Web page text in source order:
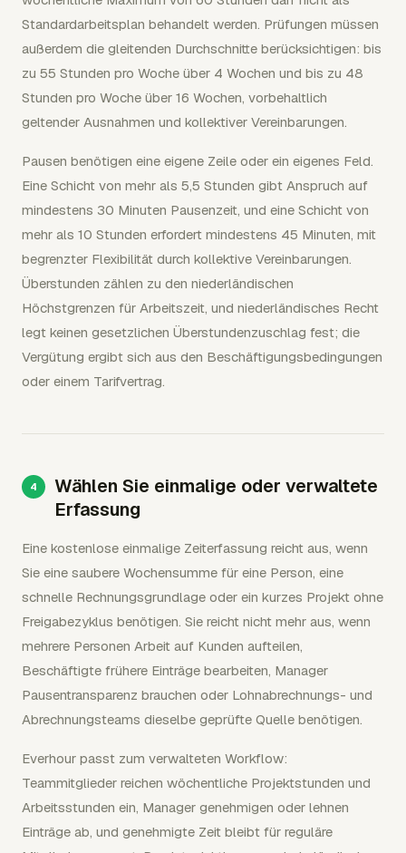
Standardarbeitsplan behandelt werden. Prüfungen müssen
außerdem die gleitenden Durchschnitte berücksichtigen: bis
zu 55 Stunden pro Woche über 4 Wochen und bis zu 48
Stunden pro Woche über 16 Wochen, vorbehaltlich
geltender Ausnahmen und kollektiver Vereinbarungen.
Pausen benötigen eine eigene Zeile oder ein eigenes Feld.
Eine Schicht von mehr als 5,5 Stunden gibt Anspruch auf
mindestens 30 Minuten Pausenzeit, und eine Schicht von
mehr als 10 Stunden erfordert mindestens 45 Minuten, mit
begrenzter Flexibilität durch kollektive Vereinbarungen.
Überstunden zählen zu den niederländischen
Höchstgrenzen für Arbeitszeit, und niederländisches Recht
legt keinen gesetzlichen Überstundenzuschlag fest; die
Vergütung ergibt sich aus den Beschäftigungsbedingungen
oder einem Tarifvertrag.
Wählen Sie einmalige oder verwaltete
Erfassung
Eine kostenlose einmalige Zeiterfassung reicht aus, wenn
Sie eine saubere Wochensumme für eine Person, eine
schnelle Rechnungsgrundlage oder ein kurzes Projekt ohne
Freigabezyklus benötigen. Sie reicht nicht mehr aus, wenn
mehrere Personen Arbeit auf Kunden aufteilen,
Beschäftigte frühere Einträge bearbeiten, Manager
Pausentransparenz brauchen oder Lohnabrechnungs- und
Abrechnungsteams dieselbe geprüfte Quelle benötigen.
Everhour passt zum verwalteten Workflow:
Teammitglieder reichen wöchentliche Projektstunden und
Arbeitsstunden ein, Manager genehmigen oder lehnen
Einträge ab, und genehmigte Zeit bleibt für reguläre